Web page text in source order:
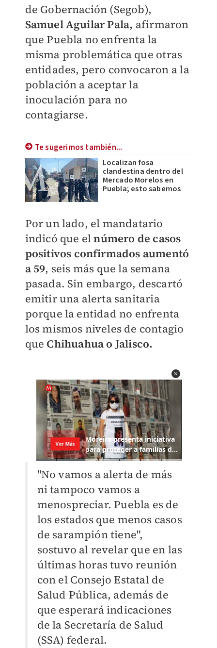
de Gobernación (Segob),
Samuel Aguilar Pala, afirmaron
que Puebla no enfrenta la
misma problemática que otras
entidades, pero convocaron a la
población a aceptar la
inoculación para no
contagiarse.
Te sugerimos también...
Localizan fosa
clandestina dentro del
Mercado Morelos en
Puebla; esto sabemos
Por un lado, el mandatario
indicó que elnúmero de casos
positivos confirmados aumentó
a 59, seis más que la semana
pasada. Sin embargo, descartó
emitir una alerta sanitaria
porque la entidad no enfrenta
los mismos niveles de contagio
que Chihuahua o Jalisco.
"No vamos a alerta de más
ni tampoco vamos a
menospreciar. Puebla es de
los estados que menos casos
de sarampión tiene",
sostuvo al revelar que en las
últimas horas tuvo reunión
con el Consejo Estatal de
Salud Pública, además de
que esperará indicaciones
de la Secretaría de Salud
(SSA) federal.